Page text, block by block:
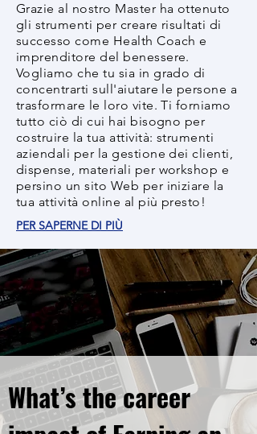
Grazie al nostro Master ha ottenuto
gli strumenti per creare risultati di
successo come Health Coach e
imprenditore del benessere.
Vogliamo che tu sia in grado di
concentrarti sull'aiutare le persone a
trasformare le loro vite. Ti forniamo
tutto ciò di cui hai bisogno per
costruire la tua attività: strumenti
aziendali per la gestione dei clienti,
dispense, materiali per workshop e
persino un sito Web per iniziare la
tua attività online al più presto!
PER SAPERNE DI PIÙ
What’s the career